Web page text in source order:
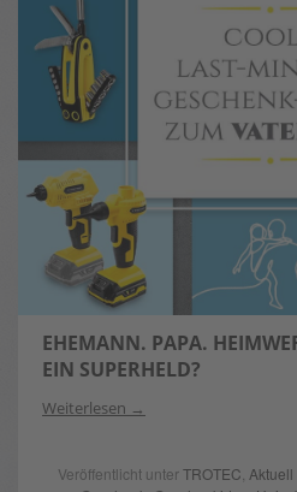
EHEMANN. PAPA.
EIN SUPERHELD?
Weiterlesen
Veröffentlicht unterTROTEC Aktuell